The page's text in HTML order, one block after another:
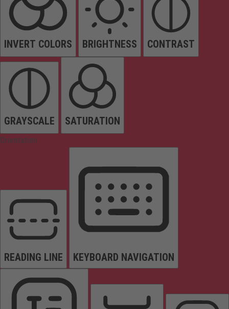
INVERT COLORS BRIGHTNESS CONTRAST
GRAYSCALE SATURATION
Orientation
READING LINE KEYBOARD NAVIGATION